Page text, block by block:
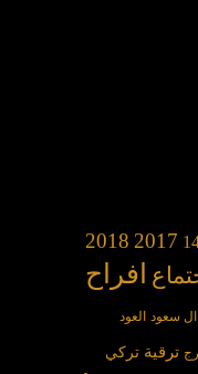
2017
2018
افراح
ال سعود العود
ترقية تركي